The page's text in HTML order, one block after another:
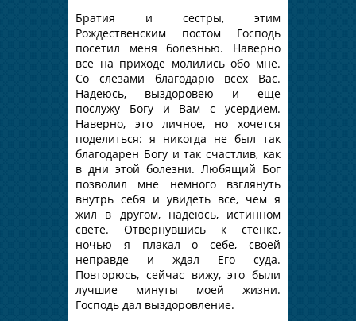
Братия и сестры, этим
Рождественским постом Господь
посетил меня болезнью. Наверно
все на приходе молились обо мне.
Со слезами благодарю всех Вас.
Надеюсь, выздоровею и еще
послужу Богу и Вам с усердием.
Наверно, это личное, но хочется
поделиться: я никогда не был так
благодарен Богу и так счастлив, как
в дни этой болезни. Любящий Бог
позволил мне немного взглянуть
внутрь себя и увидеть все, чем я
жил в другом, надеюсь, истинном
свете. Отвернувшись к стенке,
ночью я плакал о себе, своей
неправде и ждал Его суда.
Повторюсь, сейчас вижу, это были
лучшие минуты моей жизни.
Господь дал выздоровление.